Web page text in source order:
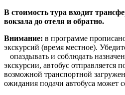
В стоимость тура входит
вокзала до отеля и обратно.
Внимание: в программе
экскурсий (время местное).
опаздывать и соблюдать
экскурсии, автобус отправляется
возможной транспортной
ожидания подачи автобуса может